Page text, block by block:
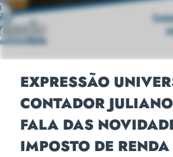
EXPRESSÃO
CONTADOR
FALA DAS
IMPOSTO DE RENDA